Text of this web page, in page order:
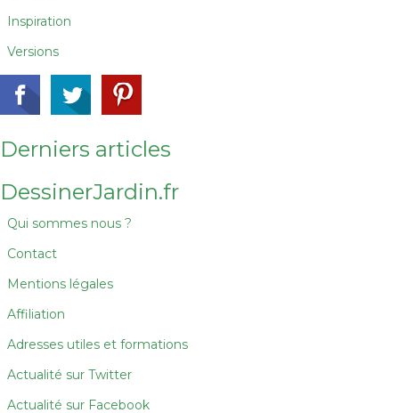
Inspiration
Versions
Derniers articles
DessinerJardin.fr
Qui sommes nous ?
Contact
Mentions légales
Affiliation
Adresses utiles et formations
Actualité sur Twitter
Actualité sur Facebook